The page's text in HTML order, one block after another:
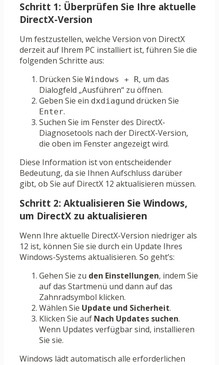
Schritt 1: Überprüfen Sie Ihre aktuelle
DirectX-Version
Um festzustellen, welche Version von DirectX
derzeit auf Ihrem PC installiert ist, führen Sie die
folgenden Schritte aus:
Drücken Sie Windows + R, um das
Dialogfeld „Ausführen“ zu öffnen.
Geben Sie ein dxdiagund drücken Sie
Enter.
Suchen Sie im Fenster des DirectX-
Diagnosetools nach der DirectX-Version,
die oben im Fenster angezeigt wird.
Diese Information ist von entscheidender
Bedeutung, da sie Ihnen Aufschluss darüber
gibt, ob Sie auf DirectX 12 aktualisieren müssen.
Schritt 2: Aktualisieren Sie Windows,
um DirectX zu aktualisieren
Wenn Ihre aktuelle DirectX-Version niedriger als
12 ist, können Sie sie durch ein Update Ihres
Windows-Systems aktualisieren. So geht’s:
Gehen Sie zu den Einstellungen, indem Sie
auf das Startmenü und dann auf das
Zahnradsymbol klicken.
Wählen Sie Update und Sicherheit.
Klicken Sie auf Nach Updates suchen.
Wenn Updates verfügbar sind, installieren
Sie sie.
Windows lädt automatisch alle erforderlichen